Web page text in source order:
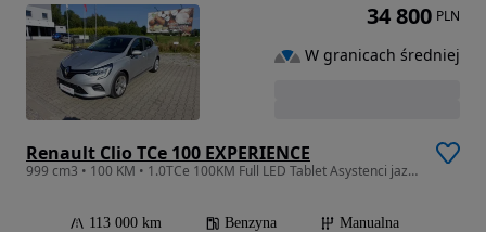
Renault Clio TCe 100 EXPERIENCE
999 cm3 • 100 KM • 1.0TCe 100KM Full LED Tablet Asystenci jazdy Klima Oryginalny przebieg
113 000 km Benzyna
Manualna
34 800 PLN
W granicach średniej